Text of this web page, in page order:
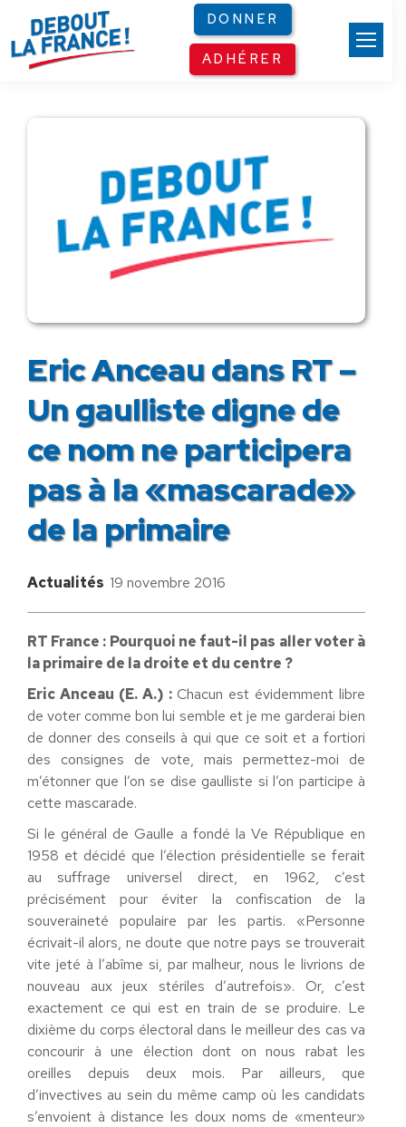
DONNER
ADHÉRER
Eric Anceau dans RT –
Un gaulliste digne de
ce nom ne participera
pas à la «mascarade»
de la primaire
Actualités 19 novembre 2016
RT France : Pourquoi ne faut-il pas aller voter à
la primaire de la droite et du centre ?
Eric Anceau (E. A.) :Chacun est évidemment libre
de voter comme bon lui semble et je me garderai bien
de donner des conseils à qui que ce soit et a fortiori
des consignes de vote, mais permettez-moi de
m’étonner que l’on se dise gaulliste si l’on participe à
cette mascarade.
Si le général de Gaulle a fondé la Ve République en
1958 et décidé que l’élection présidentielle se ferait
au suffrage universel direct, en 1962, c’est
précisément pour éviter la confiscation de la
souveraineté populaire par les partis. «Personne
écrivait-il alors, ne doute que notre pays se trouverait
vite jeté à l’abîme si, par malheur, nous le livrions de
nouveau aux jeux stériles d’autrefois». Or, c’est
exactement ce qui est en train de se produire. Le
dixième du corps électoral dans le meilleur des cas va
concourir à une élection dont on nous rabat les
oreilles depuis deux mois. Par ailleurs, que
d’invectives au sein du même camp où les candidats
s’envoient à distance les doux noms de «menteur»
Panneau de gestion des cookies